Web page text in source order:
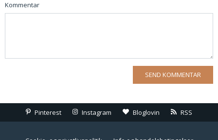
Kommentar
Pinterest Instagram Bloglovin RSS